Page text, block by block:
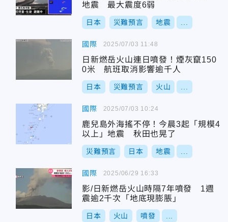
地震 最大震度6弱
日本 災難預言 地震
國際
日新燃岳火山連日噴發！煙灰竄150
0米 航班取消影響逾千人
日本 災難預言 火山
2025/07/03 11:48
國際
鹿兒島外海搖不停！今晨3起「規模4
以上」地震 秋田也晃了
災難預言 日本 地震
2025/07/03 10:24
國際
影/日新燃岳火山時隔7年噴發 1週
震逾2千次「地底現膨脹」
日本 火山 噴發
2025/06/29 16:33